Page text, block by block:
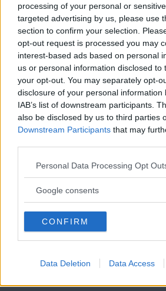
processing of your personal or
targeted advertising by us, please use
section to confirm your selection.
opt-out request is processed you may
interest-based ads based on personal
us or personal information disclosed to
your opt-out. You may separately opt-
disclosure of your personal information
IAB’s list of downstream participants.
also be disclosed by us to third parties
Downstream Participants that may
Please note that this website/app uses
not limited to your visit or usage
use your data for below specified
consent section.
Personal Data Processing Opt
Google consents
CONFIRM
Data Deletion Data Access
Läs Frias
Syreär Sveriges enda gröna
finns både digitalt och i tryck.
Han talar om världskrigen och om
landet 1999. Många av prästerna
ultranationalisterna att Serbien
Kosovo. FN har styrt Kosovo
Bosnien och Kroatien bodde
på 1990-talet. Ultranationalisterna
dessa områden borde höra till
ta dem tillbaka.
När Milosevic hade störtats 2000
förbundsrepubliken Jugoslavien
Montenegro) vara med i FN igen.
och Kroatien slutade att vara